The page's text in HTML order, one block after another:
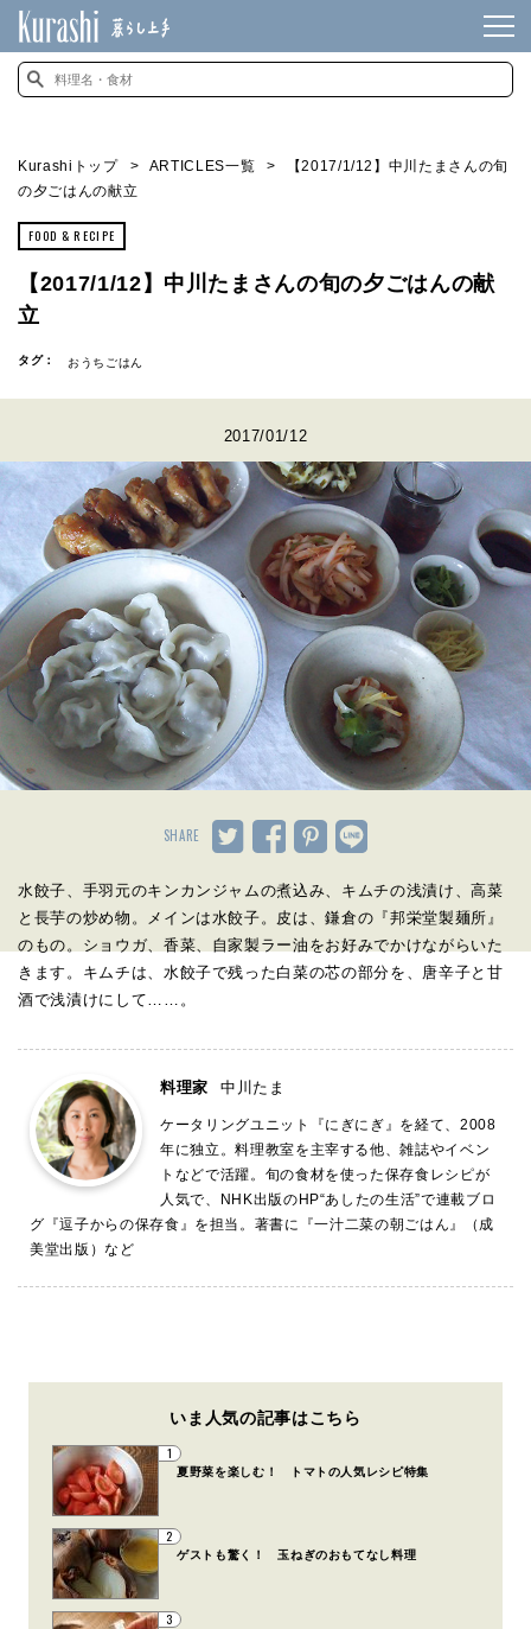
Kurashiトップ ARTICLES一覧
【2017/1/12】中川たまさんの旬
の夕ごはんの献立
FOOD & RECIPE
【2017/1/12】中川たまさんの旬の夕ごはんの献
立
タグ： おうちごはん
2017/01/12
SHARE
水餃子、手羽元のキンカンジャムの煮込み、キムチの浅漬け、高菜
と長芋の炒め物。メインは水餃子。皮は、鎌倉の『邦栄堂製麺所』
のもの。ショウガ、香菜、自家製ラー油をお好みでかけながらいた
きます。キムチは、水餃子で残った白菜の芯の部分を、唐辛子と甘
酒で浅漬けにして……。
料理家 中川たま
ケータリングユニット『にぎにぎ』を経て、2008
年に独立。料理教室を主宰する他、雑誌やイベン
トなどで活躍。旬の食材を使った保存食レシピが
人気で、NHK出版のHP“あしたの生活”で連載ブロ
グ『逗子からの保存食』を担当。著書に『一汁二菜の朝ごはん』（成
美堂出版）など
いま人気の記事はこちら
1
夏野菜を楽しむ！ トマトの人気レシピ特集
2
ゲストも驚く！ 玉ねぎのおもてなし料理
3